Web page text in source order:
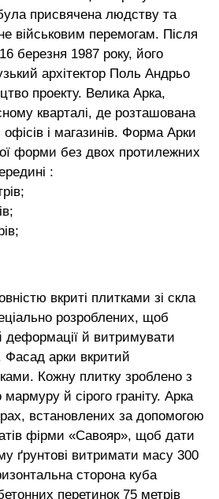
присвячена людству та
військовим перемогам. Після
березня 1987 року, його
архітектор Поль Андрьо
проекту. Велика Арка,
кварталі, де розташована
офісів і магазинів. Форма Арки
форми без двох протилежних
:
вкриті плитками зі скла
розроблених, щоб
деформації й витримувати
Фасад арки вкритий
Кожну плитку зроблено з
мармуру й сірого граніту. Арка
встановлених за допомогою
фірми «Савояр», щоб дати
ґрунтові витримати масу 300
сторона куба
перетинок 75 метрів